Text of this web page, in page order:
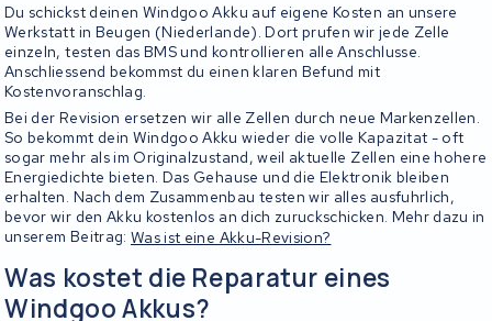
Du schickst deinen Windgoo Akku auf eigene Kosten an unsere
Werkstatt in Beugen (Niederlande). Dort prufen wir jede Zelle
einzeln, testen das BMS und kontrollieren alle Anschlusse.
Anschliessend bekommst du einen klaren Befund mit
Kostenvoranschlag.
Bei der Revision ersetzen wir alle Zellen durch neue Markenzellen.
So bekommt dein Windgoo Akku wieder die volle Kapazitat - oft
sogar mehr als im Originalzustand, weil aktuelle Zellen eine hohere
Energiedichte bieten. Das Gehause und die Elektronik bleiben
erhalten. Nach dem Zusammenbau testen wir alles ausfuhrlich,
bevor wir den Akku kostenlos an dich zuruckschicken. Mehr dazu in
unserem Beitrag: Was ist eine Akku-Revision?
Was kostet die Reparatur eines
Windgoo Akkus?